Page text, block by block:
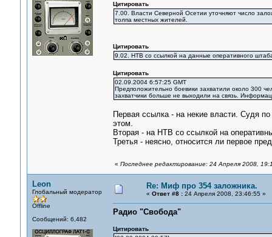
Цитировать
7.00. Власти Северной Осетии уточняют число
толпа местных жителей.
Цитировать
9.02. НТВ со ссылкой на данные оперативного
Цитировать
02.09.2004 6:57:25 GMT
Предположительно боевики захватили около 300
захватчики больше не выходили на связь.
Первая ссылка - на некие власти. Судя
этом.
Вторая - на НТВ со ссылкой на
Третья - неясно, относится ли первое
« Последнее редактирование: 24 Апреля 2008,
Leon
Глобальный модератор
Offline
Сообщений: 6,482
Re: Миф про 354 заложника.
« Ответ #8 :24 Апреля 2008, 23:46:55 »
Радио "Свобода"
Цитировать